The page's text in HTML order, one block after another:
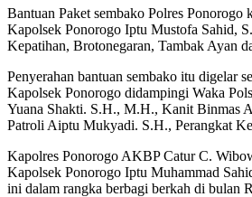
Bantuan Paket sembako Polres Ponorogo
Kapolsek Ponorogo Iptu Mustofa Sahid,
Kepatihan, Brotonegaran, Tambak Ayan
Penyerahan bantuan sembako itu digelar
Kapolsek Ponorogo didampingi Waka
Yuana Shakti. S.H., M.H., Kanit Binmas
Patroli Aiptu Mukyadi. S.H., Perangkat
Kapolres Ponorogo AKBP Catur C.
Kapolsek Ponorogo Iptu Muhammad
ini dalam rangka berbagi berkah di bulan